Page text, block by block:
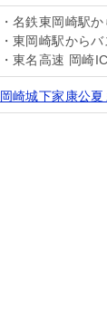
・名鉄東岡崎駅
・東岡崎駅から
・東名高速 岡崎
岡崎城下家康公